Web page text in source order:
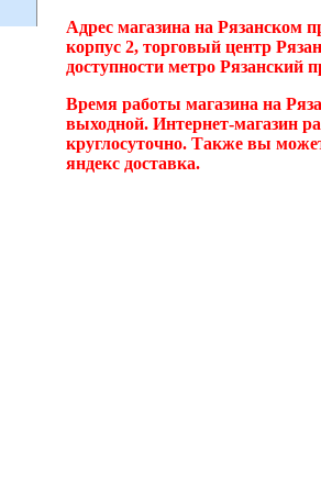
Адрес магазина на Рязанском
корпус 2, торговый центр
доступности метро Рязанский
Время работы магазина на
выходной. Интернет-магазин
круглосуточно. Также вы
яндекс доставка.